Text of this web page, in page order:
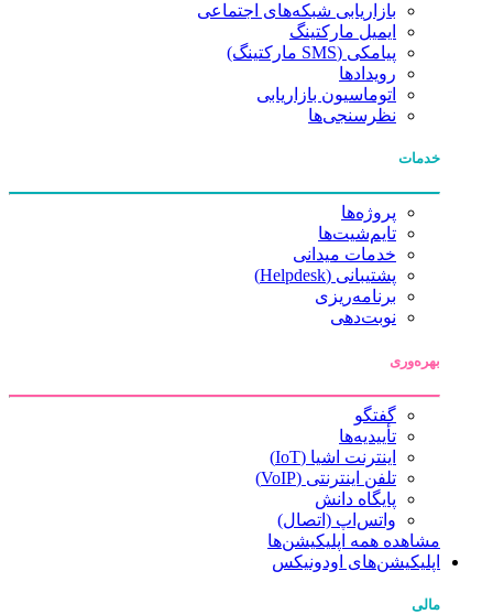
بازاریابی شبکه‌های اجتماعی
ایمیل مارکتینگ
پیامکی (SMS مارکتینگ)
رویدادها
اتوماسیون بازاریابی
نظرسنجی‌ها
خدمات
پروژه‌ها
تایم‌شیت‌ها
خدمات میدانی
پشتیبانی (Helpdesk)
برنامه‌ریزی
نوبت‌دهی
بهره‌وری
گفتگو
تأییدیه‌ها
اینترنت اشیا (IoT)
تلفن اینترنتی (VoIP)
پایگاه دانش
واتس‌اپ (اتصال)
مشاهده همه اپلیکیشن‌ها
اپلیکیشن‌های اودونیکس
مالی